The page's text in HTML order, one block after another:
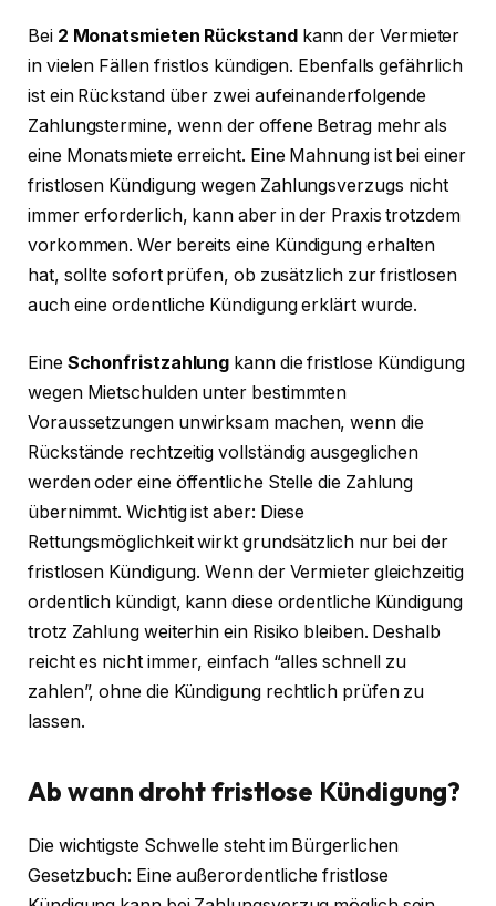
Bei 2 Monatsmieten Rückstand kann der Vermieter
in vielen Fällen fristlos kündigen. Ebenfalls gefährlich
ist ein Rückstand über zwei aufeinanderfolgende
Zahlungstermine, wenn der offene Betrag mehr als
eine Monatsmiete erreicht. Eine Mahnung ist bei einer
fristlosen Kündigung wegen Zahlungsverzugs nicht
immer erforderlich, kann aber in der Praxis trotzdem
vorkommen. Wer bereits eine Kündigung erhalten
hat, sollte sofort prüfen, ob zusätzlich zur fristlosen
auch eine ordentliche Kündigung erklärt wurde.
Eine Schonfristzahlung kann die fristlose Kündigung
wegen Mietschulden unter bestimmten
Voraussetzungen unwirksam machen, wenn die
Rückstände rechtzeitig vollständig ausgeglichen
werden oder eine öffentliche Stelle die Zahlung
übernimmt. Wichtig ist aber: Diese
Rettungsmöglichkeit wirkt grundsätzlich nur bei der
fristlosen Kündigung. Wenn der Vermieter gleichzeitig
ordentlich kündigt, kann diese ordentliche Kündigung
trotz Zahlung weiterhin ein Risiko bleiben. Deshalb
reicht es nicht immer, einfach “alles schnell zu
zahlen”, ohne die Kündigung rechtlich prüfen zu
lassen.
Ab wann droht fristlose Kündigung?
Die wichtigste Schwelle steht im Bürgerlichen
Gesetzbuch: Eine außerordentliche fristlose